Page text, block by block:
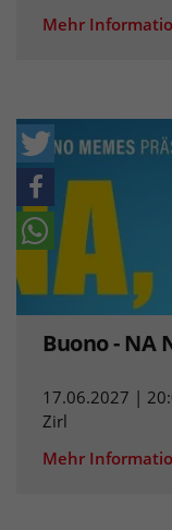
Mehr
Buono - NA
17.06.2027 |
Zirl
Mehr